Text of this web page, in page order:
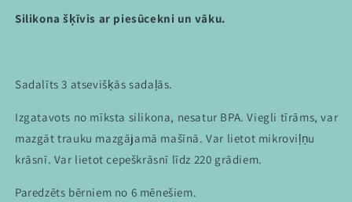
Silikona šķīvis ar piesūcekni un vāku.
Sadalīts 3 atsevišķās sadaļās.
Izgatavots no mīksta silikona, nesatur BPA. Viegli tīrāms, var
mazgāt trauku mazgājamā mašīnā. Var lietot mikroviļņu
krāsnī. Var lietot cepeškrāsnī līdz 220 grādiem.
Paredzēts bērniem no 6 mēnešiem.